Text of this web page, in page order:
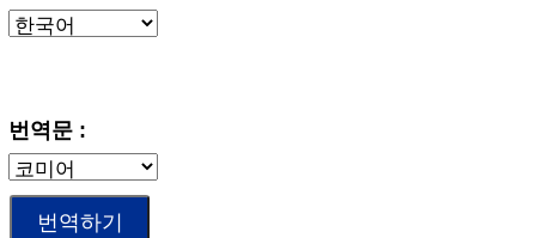
번역문 :